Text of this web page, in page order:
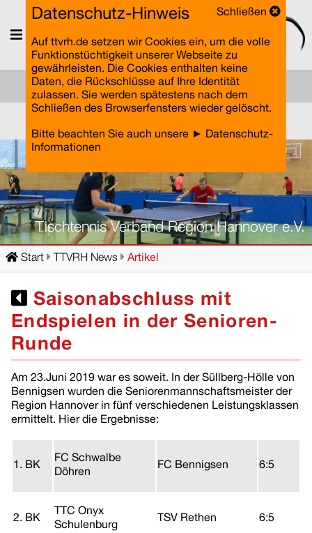
Menü
Schließen
Datenschutz-Hinweis
Auf ttvrh.de setzen wir Cookies ein, um die volle
Funktionstüchtigkeit unserer Webseite zu
gewährleisten. Die Cookies enthalten keine
Daten, die Rückschlüsse auf Ihre Identität
zulassen. Sie werden spätestens nach dem
Schließen des Browserfensters wieder gelöscht.
Bitte beachten Sie auch unsere ► Datenschutz-
Informationen
Tischtennis Verband Region Hannover e.V.
Start TTVRH News Artikel
Saisonabschluss mit
Endspielen in der Senioren-
Runde
Am 23.Juni 2019 war es soweit. In der Süllberg-Hölle von
Bennigsen wurden die Seniorenmannschaftsmeister der
Region Hannover in fünf verschiedenen Leistungsklassen
ermittelt. Hier die Ergebnisse:
1. BK
FC Schwalbe
Döhren
FC Bennigsen 6:5
2. BK
TTC Onyx
Schulenburg
TSV Rethen 6:5